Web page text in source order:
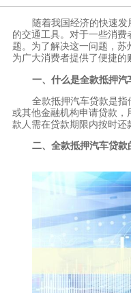
随着我国经济的快速
的交通工具。对于一些消
题。为了解决这一问题，苏
为广大消费者提供了便捷的
一、什么是全款抵押汽
全款抵押汽车贷款是
或其他金融机构申请贷款
款人需在贷款期限内按时还
二、全款抵押汽车贷款